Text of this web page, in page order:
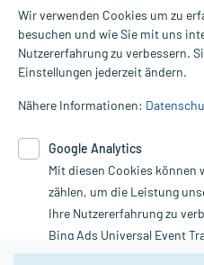
Alle Preise gelten inkl. MwSt., ggf.
Informationen auf dieser Website
die Untersuchung und
Therapien eingeleitet werden
Google Analytics. Lesen Sie
unserer Datenschutzerklärung.
nutzen Sie das Formular:
Vertrag widerrufen
Wir verwenden Cookies um zu
besuchen und wie Sie mit uns
Nutzererfahrung zu verbessern.
Einstellungen jederzeit ändern.
Nähere Informationen:
Google Analytics
Mit diesen Cookies können
zählen, um die Leistung
Ihre Nutzererfahrung zu
Bing Ads Universal Event
Youtube-Social Plugin).